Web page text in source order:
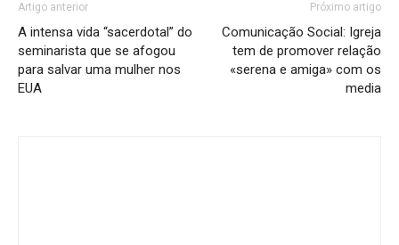
Artigo anterior
A intensa vida “sacerdotal” do
seminarista que se afogou
para salvar uma mulher nos
EUA
Próximo artigo
Comunicação Social: Igreja
tem de promover relação
«serena e amiga» com os
media